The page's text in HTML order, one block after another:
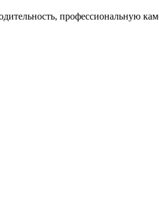
профессиональную